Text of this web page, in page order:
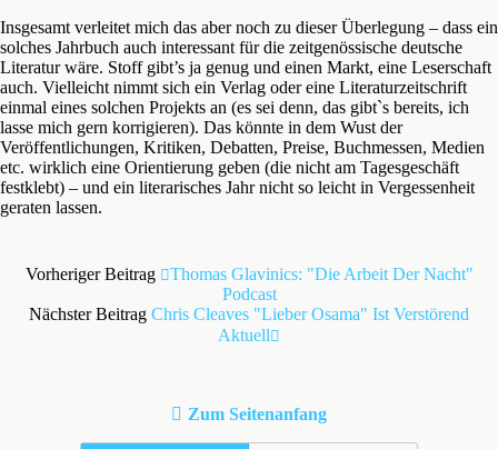
Insgesamt verleitet mich das aber noch zu dieser Überlegung – dass ein
solches Jahrbuch auch interessant für die zeitgenössische deutsche
Literatur wäre. Stoff gibt’s ja genug und einen Markt, eine Leserschaft
auch. Vielleicht nimmt sich ein Verlag oder eine Literaturzeitschrift
einmal eines solchen Projekts an (es sei denn, das gibt`s bereits, ich
lasse mich gern korrigieren). Das könnte in dem Wust der
Veröffentlichungen, Kritiken, Debatten, Preise, Buchmessen, Medien
etc. wirklich eine Orientierung geben (die nicht am Tagesgeschäft
festklebt) – und ein literarisches Jahr nicht so leicht in Vergessenheit
geraten lassen.
Vorheriger Beitrag
Thomas Glavinics: "Die Arbeit Der Nacht"
Podcast
Nächster Beitrag Chris Cleaves "Lieber Osama" Ist Verstörend
Aktuell
Zum Seitenanfang